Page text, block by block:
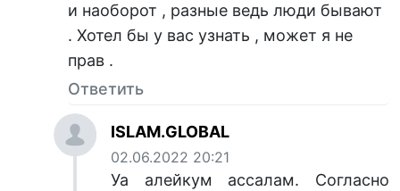
и наоборот , разные ведь люди бывают
. Хотел бы у вас узнать , может я не
прав .
Ответить
ISLAM.GLOBAL
02.06.2022 20:21
Уа алейкум ассалам. Согласно